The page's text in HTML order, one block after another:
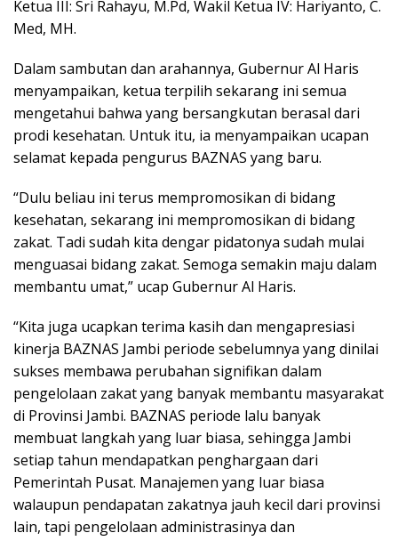
Ketua III: Sri Rahayu, M.Pd, Wakil Ketua IV: Hariyanto, C.
Med, MH.
Dalam sambutan dan arahannya, Gubernur Al Haris
menyampaikan, ketua terpilih sekarang ini semua
mengetahui bahwa yang bersangkutan berasal dari
prodi kesehatan. Untuk itu, ia menyampaikan ucapan
selamat kepada pengurus BAZNAS yang baru.
“Dulu beliau ini terus mempromosikan di bidang
kesehatan, sekarang ini mempromosikan di bidang
zakat. Tadi sudah kita dengar pidatonya sudah mulai
menguasai bidang zakat. Semoga semakin maju dalam
membantu umat,” ucap Gubernur Al Haris.
“Kita juga ucapkan terima kasih dan mengapresiasi
kinerja BAZNAS Jambi periode sebelumnya yang dinilai
sukses membawa perubahan signifikan dalam
pengelolaan zakat yang banyak membantu masyarakat
di Provinsi Jambi. BAZNAS periode lalu banyak
membuat langkah yang luar biasa, sehingga Jambi
setiap tahun mendapatkan penghargaan dari
Pemerintah Pusat. Manajemen yang luar biasa
walaupun pendapatan zakatnya jauh kecil dari provinsi
lain, tapi pengelolaan administrasinya dan